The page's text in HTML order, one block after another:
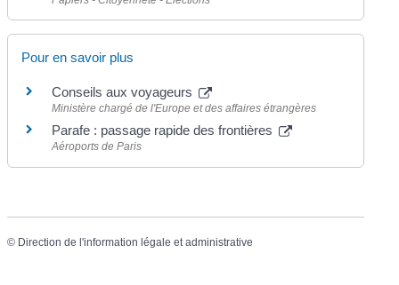
Pour en savoir plus
Conseils aux voyageurs
Ministère chargé de l'Europe et des affaires étrangères
Parafe : passage rapide des frontières
Aéroports de Paris
© Direction de l'information légale et administrative